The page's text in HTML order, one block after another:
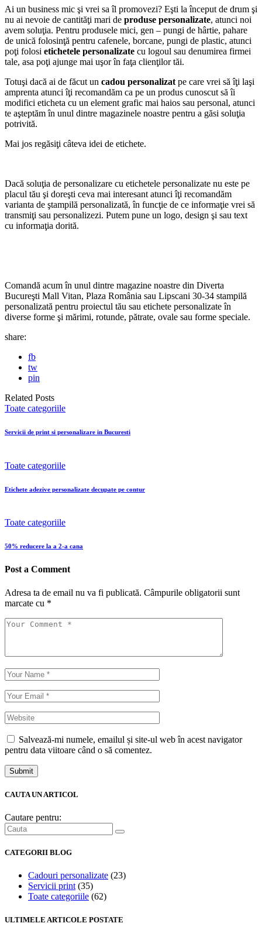
Ai un business mic şi vrei sa îl promovezi? Eşti la început de drum şi
nu ai nevoie de cantităţi mari de produse personalizate, atunci noi
avem soluţia. Pentru produsele mici, gen – pungi de hârtie, pahare
de unică folosinţă pentru cafenele, borcane, pungi de plastic, atunci
poţi folosi etichetele personalizate cu logoul sau denumirea firmei
tale, asa poţi ajunge mai uşor în faţa clienţilor tăi.
Totuşi dacă ai de făcut un cadou personalizat pe care vrei să îţi laşi
amprenta atunci îţi recomandăm ca pe un produs cunoscut să îi
modifici eticheta cu un element grafic mai haios sau personal, atunci
te aşteptăm în unul dintre magazinele noastre pentru a găsi soluţia
potrivită.
Mai jos regăsiţi câteva idei de etichete.
Dacă soluţia de personalizare cu etichetele personalizate nu este pe
placul tău şi doreşti ceva mai interesant atunci îţi recomandăm
varianta de ştampilă personalizată, în funcţie de ce informaţie vrei să
transmiţi sau personalizezi. Putem pune un logo, design şi sau text
cu informaţia dorită.
Comandă acum în unul dintre magazine noastre din Diverta
Bucureşti Mall Vitan, Plaza România sau Lipscani 30-34 stampilă
personalizată pentru proiectul tău sau etichete personalizate în
diverse forme şi mărimi, rotunde, pătrate, ovale sau forme speciale.
share:
fb
tw
pin
Related Posts
Toate categoriile
Servicii de print si personalizare in Bucuresti
Toate categoriile
Etichete adezive personalizate decupate pe contur
Toate categoriile
50% reducere la a 2-a cana
Post a Comment
Adresa ta de email nu va fi publicată. Câmpurile obligatorii sunt
marcate cu *
Salvează-mi numele, emailul și site-ul web în acest navigator
pentru data viitoare când o să comentez.
Submit
CAUTA UN ARTICOL
Cautare pentru:
CATEGORII BLOG
Cadouri personalizate (23)
Servicii print (35)
Toate categoriile (62)
ULTIMELE ARTICOLE POSTATE